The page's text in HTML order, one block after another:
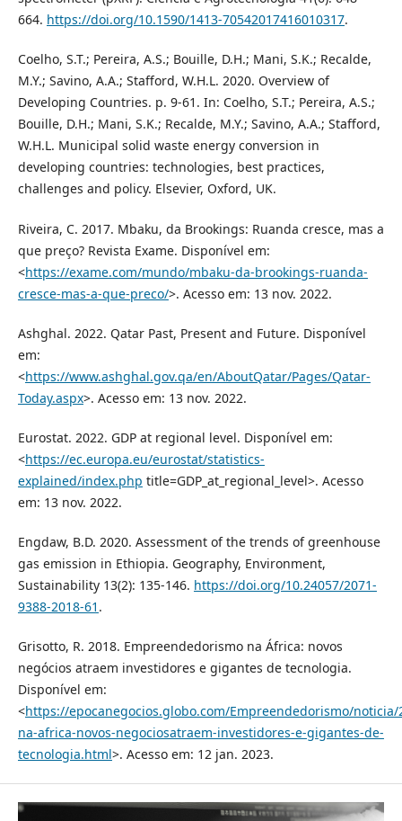
664. https://doi.org/10.1590/1413-70542017416010317.
Coelho, S.T.; Pereira, A.S.; Bouille, D.H.; Mani, S.K.; Recalde,
M.Y.; Savino, A.A.; Stafford, W.H.L. 2020. Overview of
Developing Countries. p. 9-61. In: Coelho, S.T.; Pereira, A.S.;
Bouille, D.H.; Mani, S.K.; Recalde, M.Y.; Savino, A.A.; Stafford,
W.H.L. Municipal solid waste energy conversion in
developing countries: technologies, best practices,
challenges and policy. Elsevier, Oxford, UK.
Riveira, C. 2017. Mbaku, da Brookings: Ruanda cresce, mas a
que preço? Revista Exame. Disponível em:
<https://exame.com/mundo/mbaku-da-brookings-ruanda-
cresce-mas-a-que-preco/>. Acesso em: 13 nov. 2022.
Ashghal. 2022. Qatar Past, Present and Future. Disponível
em:
<https://www.ashghal.gov.qa/en/AboutQatar/Pages/Qatar-
Today.aspx>. Acesso em: 13 nov. 2022.
Eurostat. 2022. GDP at regional level. Disponível em:
<https://ec.europa.eu/eurostat/statistics-
explained/index.php title=GDP_at_regional_level>. Acesso
em: 13 nov. 2022.
Engdaw, B.D. 2020. Assessment of the trends of greenhouse
gas emission in Ethiopia. Geography, Environment,
Sustainability 13(2): 135-146. https://doi.org/10.24057/2071-
9388-2018-61 .
Grisotto, R. 2018. Empreendedorismo na África: novos
negócios atraem investidores e gigantes de tecnologia.
Disponível em:
<https://epocanegocios.globo.com/Empreendedorismo/
na-africa-novos-negociosatraem-investidores-e-gigantes-de-
tecnologia.html>. Acesso em: 12 jan. 2023.